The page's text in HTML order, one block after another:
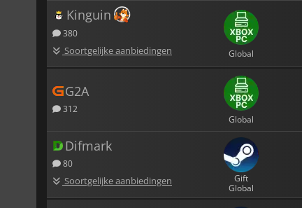
Kinguin
380
Soortgelijke aanbiedingen Global
G2A
312
Global
Difmark
80
Soortgelijke aanbiedingen
Gift
Global